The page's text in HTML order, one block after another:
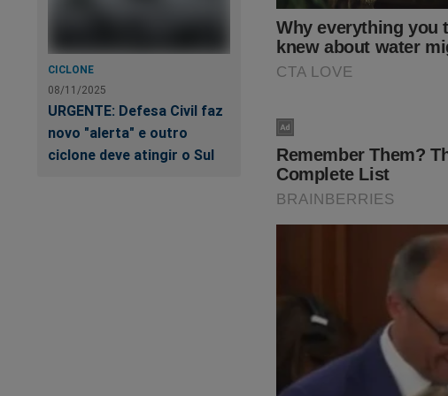
CICLONE
08/11/2025
URGENTE: Defesa Civil faz
novo "alerta" e outro
ciclone deve atingir o Sul